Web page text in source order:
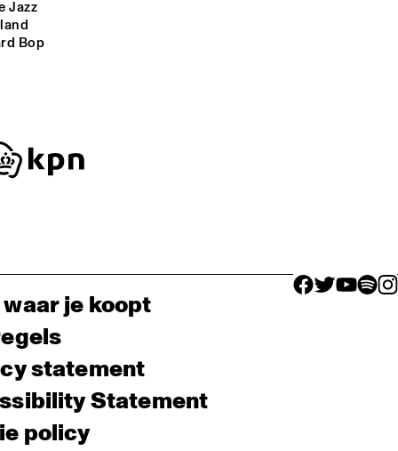
Jazz
Bop
facebook icon
facebook
facebook
je koopt
statement
Statement
policy